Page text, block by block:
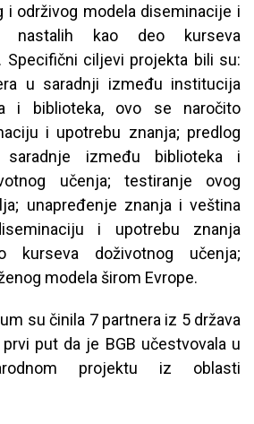
i održivog modela diseminacije i
nastalih kao deo kurseva
Specifični ciljevi projekta bili su:
u saradnji između institucija
i biblioteka, ovo se naročito
i upotrebu znanja; predlog
saradnje između biblioteka i
učenja; testiranje ovog
unapređenje znanja i veština
i upotrebu znanja
kurseva doživotnog učenja;
modela širom Evrope.
su činila 7 partnera iz 5 država
put da je BGB učestvovala u
projektu iz oblasti